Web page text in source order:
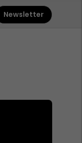
Newsletter